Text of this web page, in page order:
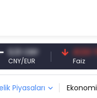
41,53 TRY
Faiz
Piyasaları Ekonomi